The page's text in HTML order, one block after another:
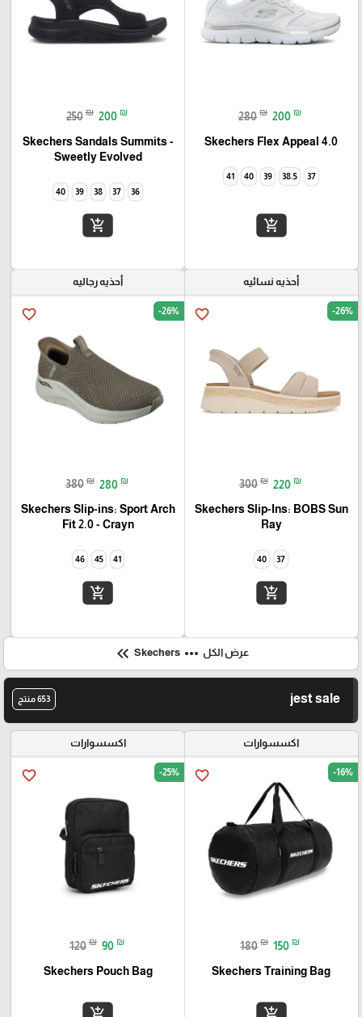
280 ₪ 200 ₪
Skechers Flex Appeal 4.0‏
37
38.5
39
40
41
add_shopping_cart
250 ₪ 200 ₪
Skechers Sandals Summits -
Sweetly Evolved‏
36
37
38
39
40
add_shopping_cart
أحذيه نسائيه
favorite_border -26%
300 ₪ 220 ₪
Skechers Slip-Ins: BOBS Sun
Ray
37
40
add_shopping_cart
أحذيه رجاليه
favorite_border -26%
380 ₪ 280 ₪
Skechers Slip-ins: Sport Arch
Fit 2.0 - Crayn
41
45
46
add_shopping_cart
عرض الكل more_horiz
keyboard_double_arrow_left
jest sale 653 منتج
اكسسوارات
favorite_border -16%
180 ₪ 150 ₪
Skechers Training Bag
add_shopping_cart
اكسسوارات
favorite_border -25%
120 ₪ 90 ₪
Skechers Pouch Bag
add_shopping_cart